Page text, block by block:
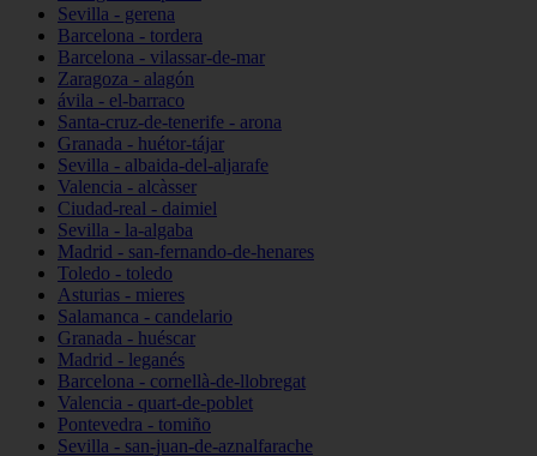
Sevilla - gerena
Barcelona - tordera
Barcelona - vilassar-de-mar
Zaragoza - alagón
ávila - el-barraco
Santa-cruz-de-tenerife - arona
Granada - huétor-tájar
Sevilla - albaida-del-aljarafe
Valencia - alcàsser
Ciudad-real - daimiel
Sevilla - la-algaba
Madrid - san-fernando-de-henares
Toledo - toledo
Asturias - mieres
Salamanca - candelario
Granada - huéscar
Madrid - leganés
Barcelona - cornellà-de-llobregat
Valencia - quart-de-poblet
Pontevedra - tomiño
Sevilla - san-juan-de-aznalfarache